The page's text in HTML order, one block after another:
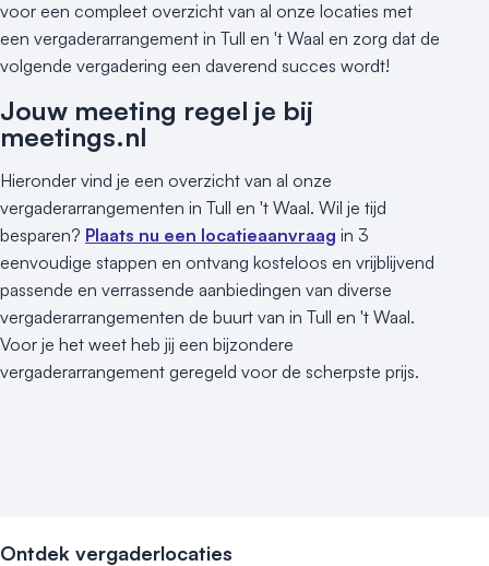
voor een compleet overzicht van al onze locaties met
een vergaderarrangement in Tull en 't Waal en zorg dat de
volgende vergadering een daverend succes wordt!
Jouw meeting regel je bij
meetings.nl
Hieronder vind je een overzicht van al onze
vergaderarrangementen in Tull en 't Waal. Wil je tijd
besparen? Plaats nu een locatieaanvraag in 3
eenvoudige stappen en ontvang kosteloos en vrijblijvend
passende en verrassende aanbiedingen van diverse
vergaderarrangementen de buurt van in Tull en 't Waal.
Voor je het weet heb jij een bijzondere
vergaderarrangement geregeld voor de scherpste prijs.
Ontdek vergaderlocaties